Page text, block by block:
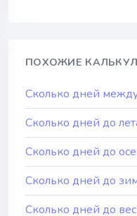
ПОХОЖИЕ
Сколько дней
Сколько дней до
Сколько дней до
Сколько дней до
Сколько дней до